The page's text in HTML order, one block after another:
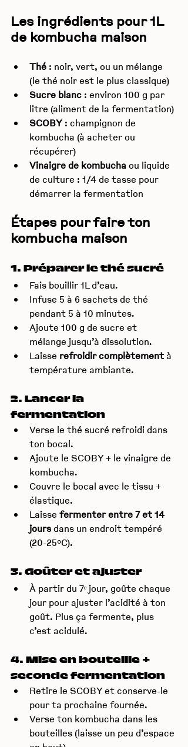
Les ingrédients pour 1L
de kombucha maison
Thé : noir, vert, ou un mélange
(le thé noir est le plus classique)
Sucre blanc : environ 100 g par
litre (aliment de la fermentation)
SCOBY : champignon de
kombucha (à acheter ou
récupérer)
Vinaigre de kombucha ou liquide
de culture : 1/4 de tasse pour
démarrer la fermentation
Étapes pour faire ton
kombucha maison
1. Préparer le thé sucré
Fais bouillir 1L d’eau.
Infuse 5 à 6 sachets de thé
pendant 5 à 10 minutes.
Ajoute 100 g de sucre et
mélange jusqu’à dissolution.
Laisse refroidir complètement à
température ambiante.
2. Lancer la
fermentation
Verse le thé sucré refroidi dans
ton bocal.
Ajoute le SCOBY + le vinaigre de
kombucha.
Couvre le bocal avec le tissu +
élastique.
Laisse fermenter entre 7 et 14
jours dans un endroit tempéré
(20-25°C).
3. Goûter et ajuster
À partir du 7ᵉ jour, goûte chaque
jour pour ajuster l’acidité à ton
goût. Plus ça fermente, plus
c’est acidulé.
4. Mise en bouteille +
seconde fermentation
Retire le SCOBY et conserve-le
pour ta prochaine fournée.
Verse ton kombucha dans les
bouteilles (laisse un peu d’espace